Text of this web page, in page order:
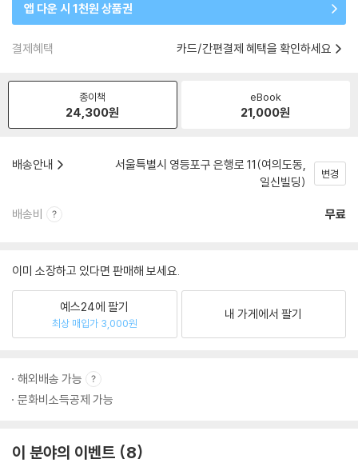
앱 다운 시 1천원 상품권
결제혜택 카드/간편결제 혜택을 확인하세요
종이책
24,300원
eBook
21,000원
배송안내
서울특별시 영등포구 은행로 11(여의도동,
일신빌딩)
변경
배송비 무료
이미 소장하고 있다면 판매해 보세요.
예스24에 팔기
최상 매입가 3,000원
내 가게에서 팔기
해외배송 가능
문화비소득공제 가능
이 분야의 이벤트 8